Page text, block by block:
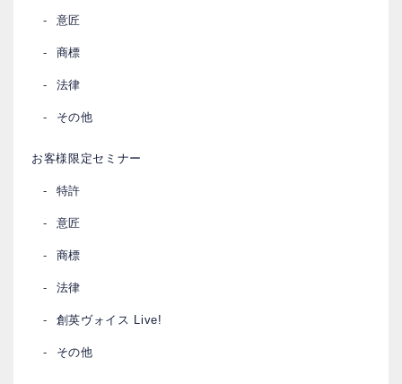
意匠
商標
法律
その他
お客様限定セミナー
特許
意匠
商標
法律
創英ヴォイス Live!
その他